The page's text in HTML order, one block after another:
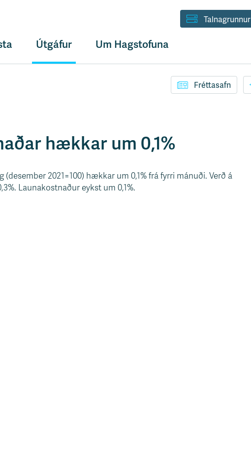
Talnagrunnur
Útgáfur Um Hagstofuna
Fréttasafn
hækkar um 0,1%
2021=100) hækkar um 0,1% frá fyrri mánuði. Verð á
Launakostnaður eykst um 0,1%.